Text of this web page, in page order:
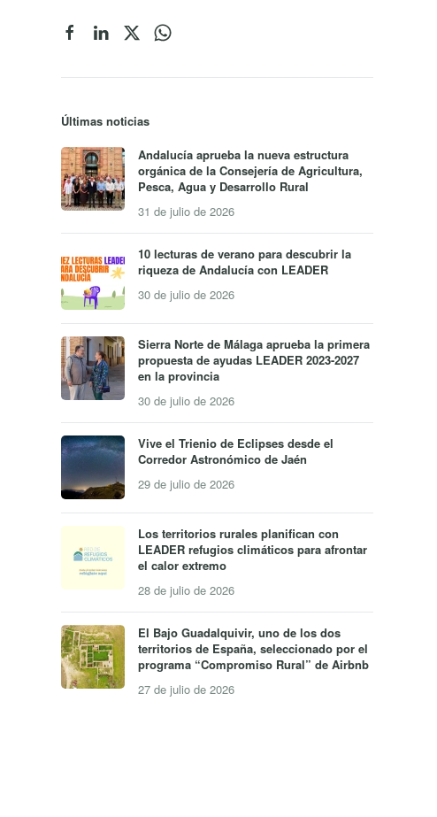
Últimas noticias
Andalucía aprueba la nueva estructura
orgánica de la Consejería de Agricultura,
Pesca, Agua y Desarrollo Rural
31 de julio de 2026
10 lecturas de verano para descubrir la
riqueza de Andalucía con LEADER
30 de julio de 2026
Sierra Norte de Málaga aprueba la primera
propuesta de ayudas LEADER 2023-2027
en la provincia
30 de julio de 2026
Vive el Trienio de Eclipses desde el
Corredor Astronómico de Jaén
29 de julio de 2026
Los territorios rurales planifican con
LEADER refugios climáticos para afrontar
el calor extremo
28 de julio de 2026
El Bajo Guadalquivir, uno de los dos
territorios de España, seleccionado por el
programa “Compromiso Rural” de Airbnb
27 de julio de 2026